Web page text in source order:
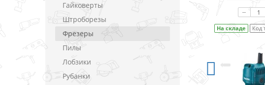
Гайковерты
Штроборезы
Фрезеры
Пилы
Лобзики
Рубанки
–
На складе Код